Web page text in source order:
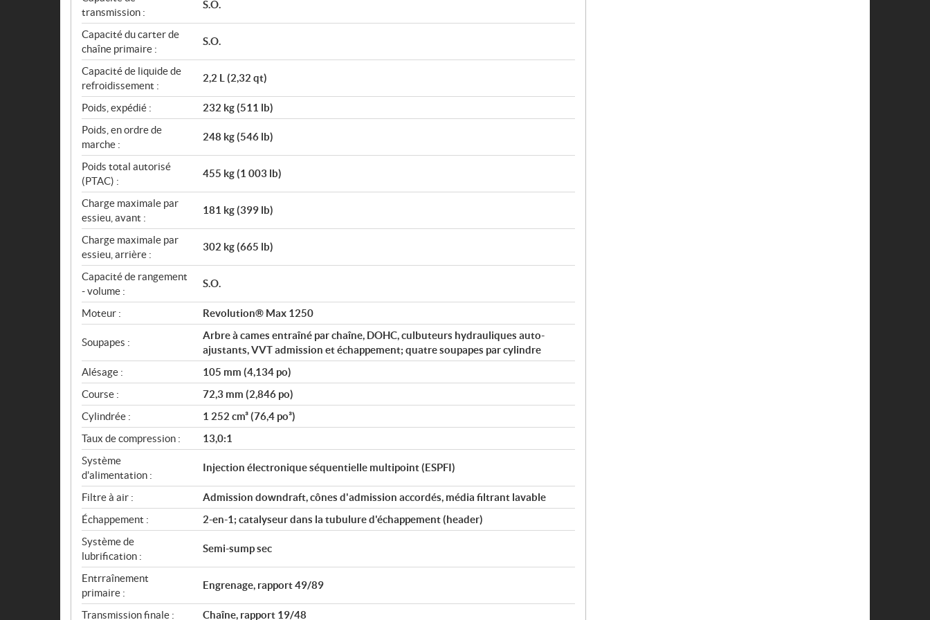
transmission :
S.O.
Capacité du carter de
chaîne primaire :
S.O.
Capacité de liquide de
refroidissement :
2,2 L (2,32 qt)
Poids, expédié :
232 kg (511 lb)
Poids, en ordre de
marche :
248 kg (546 lb)
Poids total autorisé
(PTAC) :
455 kg (1 003 lb)
Charge maximale par
essieu, avant :
181 kg (399 lb)
Charge maximale par
essieu, arrière :
302 kg (665 lb)
Capacité de rangement
- volume :
S.O.
Moteur : Revolution® Max 1250
Soupapes :
Arbre à cames entraîné par chaîne, DOHC, culbuteurs hydrauliques auto-
ajustants, VVT admission et échappement; quatre soupapes par cylindre
Alésage :
105 mm (4,134 po)
Course :
72,3 mm (2,846 po)
Cylindrée :
1 252 cm³ (76,4 po³)
Taux de compression :
13,0:1
Système
d'alimentation :
Injection électronique séquentielle multipoint (ESPFI)
Filtre à air :
Admission downdraft, cônes d'admission accordés, média filtrant lavable
Échappement :
2-en-1; catalyseur dans la tubulure d'échappement (header)
Système de
lubrification :
Semi-sump sec
Entrraînement
primaire :
Engrenage, rapport 49/89
Transmission finale : Chaîne, rapport 19/48